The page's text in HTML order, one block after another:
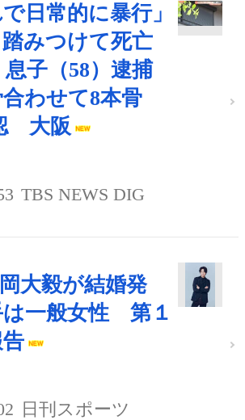
日常的に暴行」
みつけて死亡
子（58）逮捕
わせて8本骨
大阪
TBS NEWS DIG
大毅が結婚発
は一般女性 第１
日刊スポーツ